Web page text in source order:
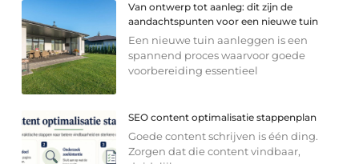
Van ontwerp tot aanleg: dit zijn de
aandachtspunten voor een nieuwe tuin
Een nieuwe tuin aanleggen is een
spannend proces waarvoor goede
voorbereiding essentieel
SEO content optimalisatie stappenplan
Goede content schrijven is één ding.
Zorgen dat die content vindbaar,